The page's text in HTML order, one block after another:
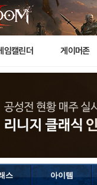
임캘린더 게이머존
스 아이템